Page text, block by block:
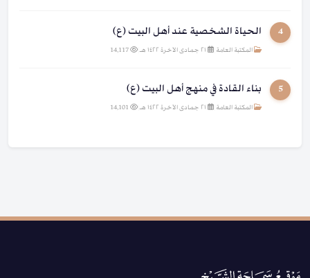
4 الحياة الشخصية عند أهل البيت (ع)
المكتبة العامة |
5 بناء القادة في منهج أهل البيت (ع)
المكتبة العامة |